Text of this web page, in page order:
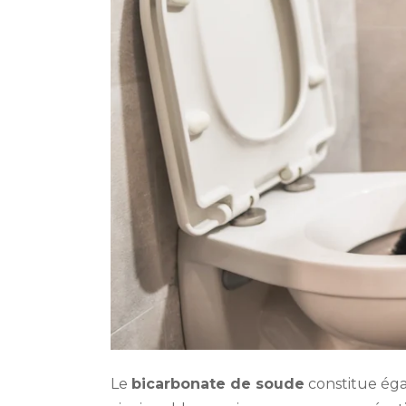
Le bicarbonate de soude constitue